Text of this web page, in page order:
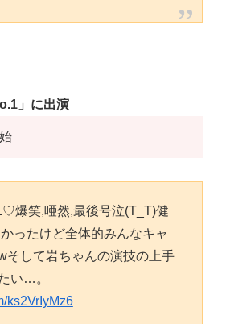
」に出演
爆笑,唖然,最後号泣(T_T)健
ったけど全体的みんなキャ
そして岩ちゃんの演技の上手
い…。
ks2VrIyMz6